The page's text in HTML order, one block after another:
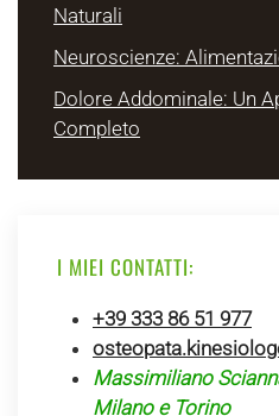
Naturali
Neuroscienze:
Dolore Addominale: Un
Completo
I MIEI CONTATTI:
+39 333 86 51 977
Massimiliano
Milano e Torino